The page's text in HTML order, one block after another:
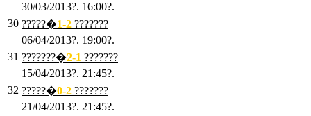
30/03/2013?. 16:00?.
30 ?????�1-2 ???????
06/04/2013?. 19:00?.
31 ???????�2-1 ???????
15/04/2013?. 21:45?.
32 ?????�0-2 ???????
21/04/2013?. 21:45?.